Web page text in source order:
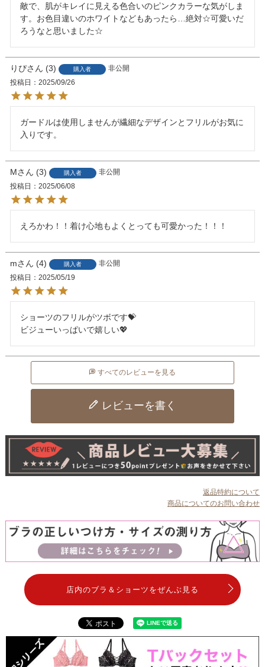
敵で、肌がキレイに見える色合いのピンクカラーな気がしま
す。お色目違いのホワイトなどもあったら…絶対☆可愛いだ
ろうなと思いました☆
りぴ 3 購入者
非公開
投稿日
2025/09/26
ガードルは使用しませんが繊細なデザインとフリルがお気に
入りです。
M 3 購入者
非公開
投稿日
2025/06/08
えろかわ！！着け心地もよくとっても可愛かった！！！
m 4 購入者
非公開
投稿日
2025/05/19
ショーツのフリルがツボです💝
ビジューいっぱいで嬉しい💖
すべてのレビューを見る
レビューを書く
返品特約について
商品についてのお問い合わせ
店内のブラ＆ショーツをぜんぶ見る